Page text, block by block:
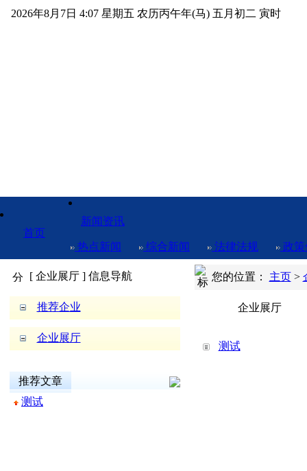
2026年8月7日 4:07 星期五 农历丙午年(马) 五月初二 寅时
首页
新闻资讯
热点新闻 综合新闻 法律法规 政
[ 企业展厅 ] 信息导航
推荐企业
企业展厅
推荐文章
测试
您的位置： 主页>
企业展厅
测试